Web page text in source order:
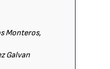
Monteros,
Galvan